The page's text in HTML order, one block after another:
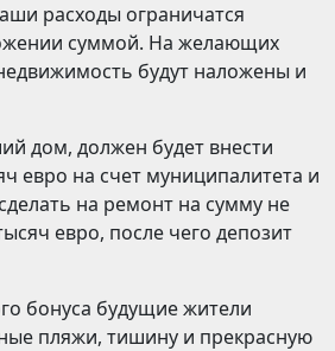
расходы ограничатся
суммой. На желающих
будут наложены и
дом, должен будет внести
евро на счет муниципалитета и
на ремонт на сумму не
евро, после чего депозит
бонуса будущие жители
пляжи, тишину и прекрасную